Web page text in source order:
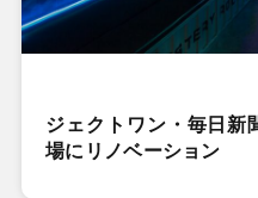
ジェクトワン・毎日新
場にリノベーション